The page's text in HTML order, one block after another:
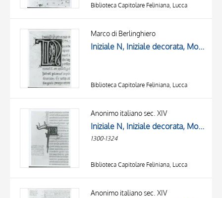
Biblioteca Capitolare Feliniana, Lucca
Marco di Berlinghiero
Iniziale N, Iniziale decorata, Motivi decorativi fitomorfi, Motivo decorativo geometrico
Biblioteca Capitolare Feliniana, Lucca
Anonimo italiano sec. XIV
Iniziale N, Iniziale decorata, Motivi decorativi vegetali e zoomorfi
1300-1324
Biblioteca Capitolare Feliniana, Lucca
Anonimo italiano sec. XIV
TITOLO
AUTORE